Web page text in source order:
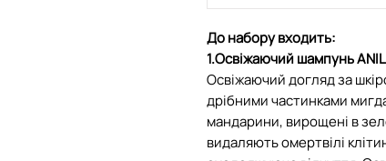
До набору входить:
1.Освіжаючий шампунь
Освіжаючий догляд за
дрібними частинками
мандарини, вирощені в
видаляють омертвілі